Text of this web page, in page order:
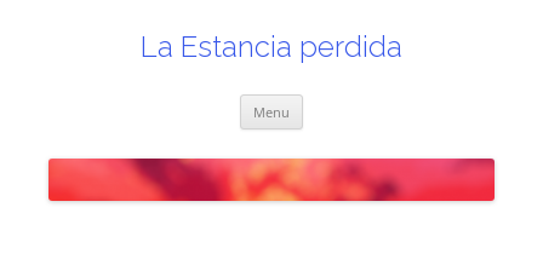
La Estancia perdida
Menu